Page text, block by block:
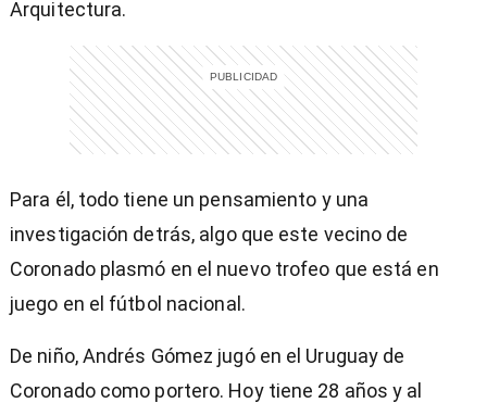
Arquitectura.
Para él, todo tiene un pensamiento y una
investigación detrás, algo que este vecino de
Coronado plasmó en el nuevo trofeo que está en
juego en el fútbol nacional.
De niño, Andrés Gómez jugó en el Uruguay de
Coronado como portero. Hoy tiene 28 años y al